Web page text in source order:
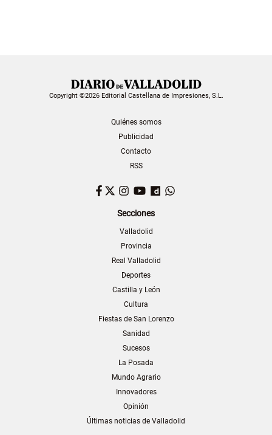
Copyright ©2026 Editorial Castellana de Impresiones, S.L.
Quiénes somos
Publicidad
Contacto
RSS
Facebook
TwitterInstagram
YouTubeDailymotion
Secciones
Valladolid
Provincia
Real Valladolid
Deportes
Castilla y León
Cultura
Fiestas de San Lorenzo
Sanidad
Sucesos
La Posada
Mundo Agrario
Innovadores
Opinión
Últimas noticias de Valladolid